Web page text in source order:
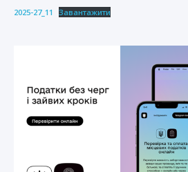
2025-27_11 Завантажити